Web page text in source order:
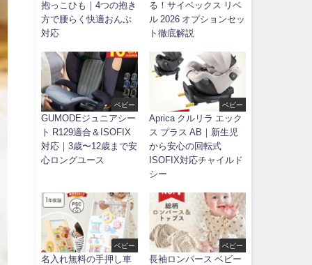
抱っこひも｜4つの抱き
方で腰らく快適おんぶ
対応
る！サイベックス リベ
ル 2026 オプションセッ
ト徹底解説
ベビー
GUMODEジュニアシー
ト R129適合＆ISOFIX
対応｜3歳〜12歳まで安
心ロングユース
ベビー
Aprica クルリラ エック
ス プラス AB｜新生児
から安心の回転式
ISOFIX対応チャイルド
シー
ベビー
名入れ無料の手押し車
ベビー
長袖ロンパース ベビー